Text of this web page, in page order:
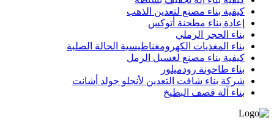
كيفية بناء مصنع لتعدين الذهب
إعادة بناء مطحنة أتوكس
بناء الحجر الرملي
بناء المغذيات الكهرومغناطيسية الحالة الصلبة
كيفية بناء مصنع لغسيل الرمل
بناء طاحونة رودميلور
شركة بناء شافت التعدين لأنجلو جولد أشانت
بناء آلة قصف البطيخ